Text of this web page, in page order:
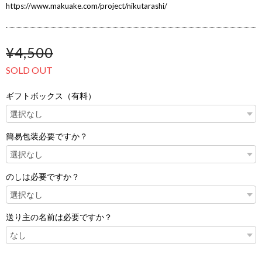
https://www.makuake.com/project/nikutarashi/
¥4,500
SOLD OUT
ギフトボックス（有料）
簡易包装必要ですか？
のしは必要ですか？
送り主の名前は必要ですか？